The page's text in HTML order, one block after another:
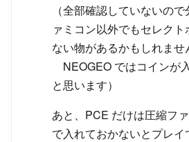
（全部確認していないの
ァミコン以外でもセレク
ない物があるかもしれませ
NEOGEO ではコインが
と思います）
あと、PCE だけは圧縮フ
で入れておかないとプレイ